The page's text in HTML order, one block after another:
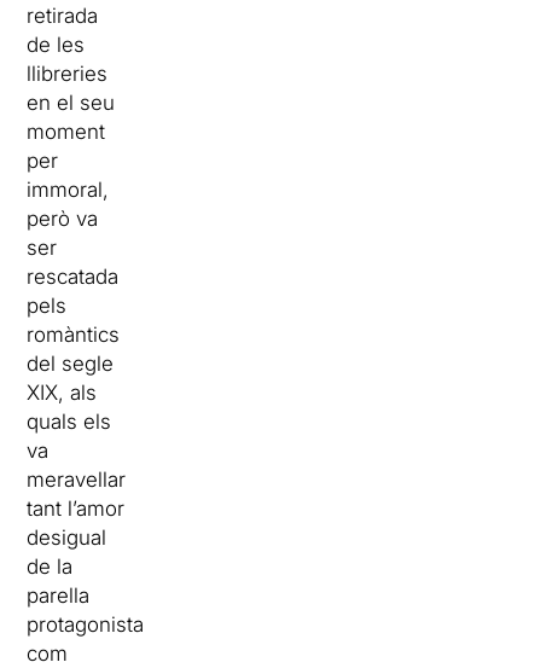
retirada
de les
llibreries
en el seu
moment
per
immoral,
però va
ser
rescatada
pels
romàntics
del segle
XIX, als
quals els
va
meravellar
tant l’amor
desigual
de la
parella
protagonista
com